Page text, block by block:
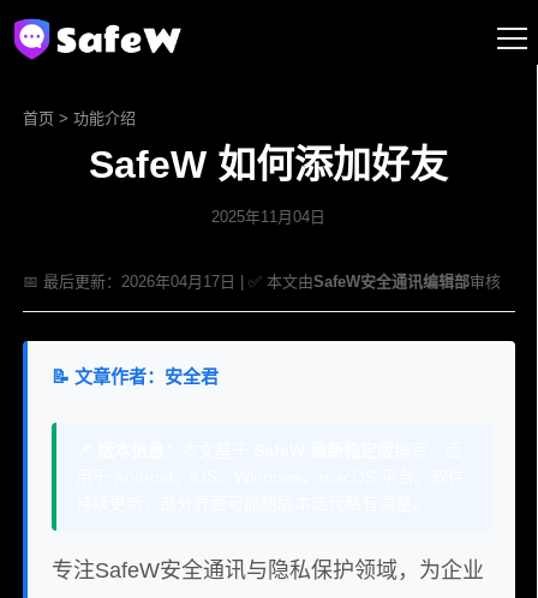
首页 > 功能介绍
SafeW 如何添加好友
2025年11月04日
📅 最后更新：2026年04月17日 | ✅ 本文由SafeW安全通讯编辑部审核
📝 文章作者：安全君
专注SafeW安全通讯与隐私保护领域，为企业